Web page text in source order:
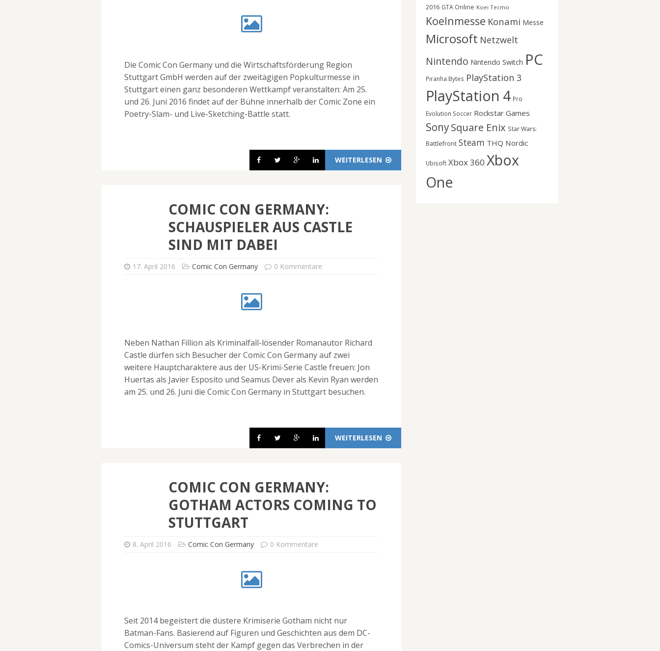
Die Comic Con Germany und die Wirtschaftsförderung Region
Stuttgart GmbH werden auf der zweitägigen Popkulturmesse in
Stuttgart einen ganz besonderen Wettkampf veranstalten: Am 25.
und 26. Juni 2016 findet auf der Bühne innerhalb der Comic Zone ein
Poetry-Slam- und Live-Sketching-Battle statt.
WEITERLESEN
COMIC CON GERMANY:
SCHAUSPIELER AUS CASTLE
SIND MIT DABEI
17. April 2016 Comic Con Germany 0 Kommentare
Neben Nathan Fillion als Kriminalfall-lösender Romanautor Richard
Castle dürfen sich Besucher der Comic Con Germany auf zwei
weitere Hauptcharaktere aus der US-Krimi-Serie Castle freuen: Jon
Huertas als Javier Esposito und Seamus Dever als Kevin Ryan werden
am 25. und 26. Juni die Comic Con Germany in Stuttgart besuchen.
WEITERLESEN
COMIC CON GERMANY:
GOTHAM ACTORS COMING TO
STUTTGART
8. April 2016 Comic Con Germany 0 Kommentare
Seit 2014 begeistert die düstere Krimiserie Gotham nicht nur
Batman-Fans. Basierend auf Figuren und Geschichten aus dem DC-
Comics-Universum steht der Kampf gegen das Verbrechen in der
2016 GTA Online Koei Tecmo
Koelnmesse Konami Messe
Microsoft Netzwelt
Nintendo Nintendo Switch PC
Piranha Bytes PlayStation 3
PlayStation 4 Pro
Evolution Soccer Rockstar Games
SonySquare Enix Star Wars:
Battlefront Steam THQ Nordic
Ubisoft Xbox 360 Xbox
One